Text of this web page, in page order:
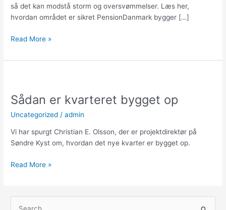
så det kan modstå storm og oversvømmelser. Læs her,
hvordan området er sikret PensionDanmark bygger […]
Read More »
Sådan er kvarteret bygget op
Uncategorized /admin
Vi har spurgt Christian E. Olsson, der er projektdirektør på
Søndre Kyst om, hvordan det nye kvarter er bygget op.
kvarteret
op
Read More »